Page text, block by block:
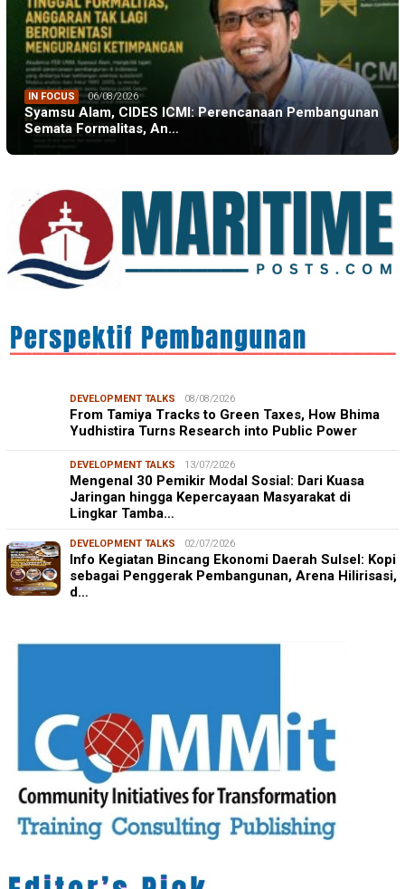
IN FOCUS 06/08/2026
Syamsu Alam, CIDES ICMI: Perencanaan Pembangunan
Semata Formalitas, An…
DEVELOPMENT TALKS 08/08/2026
From Tamiya Tracks to Green Taxes, How Bhima
Yudhistira Turns Research into Public Power
DEVELOPMENT TALKS 13/07/2026
Mengenal 30 Pemikir Modal Sosial: Dari Kuasa
Jaringan hingga Kepercayaan Masyarakat di
Lingkar Tamba…
DEVELOPMENT TALKS 02/07/2026
Info Kegiatan Bincang Ekonomi Daerah Sulsel: Kopi
sebagai Penggerak Pembangunan, Arena Hilirisasi,
d…